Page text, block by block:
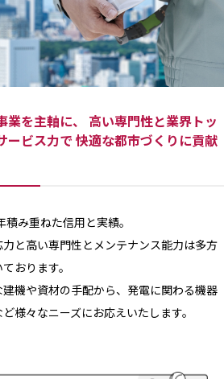
を主軸に、 高い専門性と業界トッ
ービス力で 快適な都市づくりに貢献
み重ねた信用と実績。
と高い専門性とメンテナンス能力は多方
おります。
機や資材の手配から、発電に関わる機器
様々なニーズにお応えいたします。